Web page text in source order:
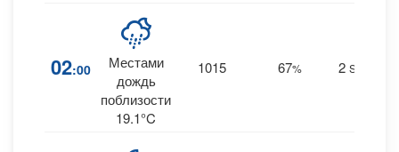
02:00
Местами
дождь
поблизости
19.1°C
1015 67% 2 SSE